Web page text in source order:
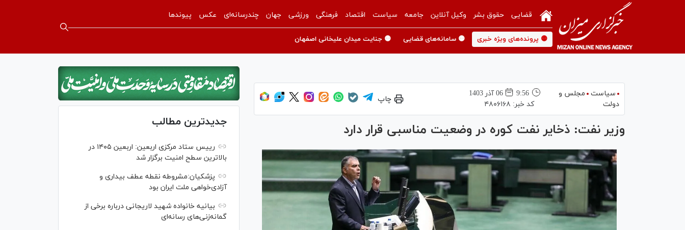
قضایی حقوق بشر وکیل آنلاین جامعه سیاست اقتصاد فرهنگی ورزشی جهان چندرسانه‌ای عکس پیوندها
🟡 پرونده‌های ویژه خبری 🟡 سامانه‌های قضایی 🟡 جنایت میدان علیخانی اصفهان
سیاست
مجلس و
دولت
9:56
06 آذر 1403
کد خبر: ۴۸۰۶۱۶۸
چاپ
وزیر نفت: ذخایر نفت کوره در وضعیت مناسبی قرار دارد جدیدترین مطالب
رییس ستاد مرکزی اربعین: اربعین ۱۴۰۵ در
بالاترین سطح امنیت برگزار شد
پزشکیان:مشروطه نقطه عطف بیداری و
آزادی‌خواهی ملت ایران بود
بیانیه خانواده شهید لاریجانی درباره برخی از
گمانه‌زنی‌های رسانه‌ای